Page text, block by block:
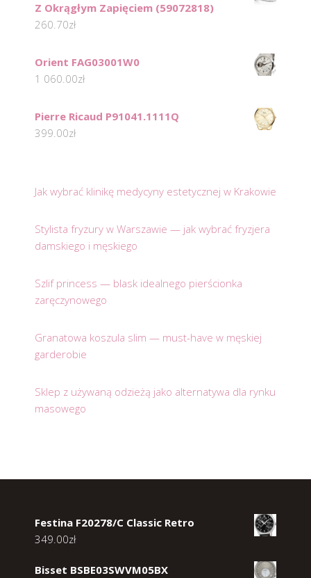
Z Okrągłym Zapięciem (59072818)
260.70zł
Orient FAG03001W0
1 060.00zł
Pierre Ricaud P91041.1111Q
399.00zł
Jak wybrać klinikę medycyny estetycznej w Krakowie
Stylista fryzury w Warszawie — jak wybrać fryzjera
damskiego i męskiego
Szlif princess — blask idealnego pierścionka
zaręczynowego
Granatowa koszula slim — must-have w męskiej
garderobie
Sklep z używaną odzieżą jako alternatywa dla rynku
masowego
Festina F20278/C Classic Retro
349.00zł
Bisset BSBE03SWVM05BX